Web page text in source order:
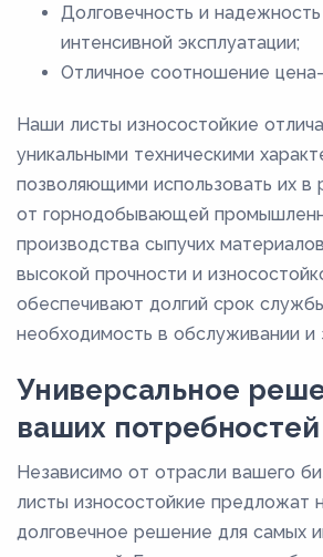
Долговечность и
интенсивной эксплуатации;
Отличное соотношение цена-
Наши листы износостойкие
уникальными техническими
позволяющими использовать их в
от горнодобывающей
производства сыпучих
высокой прочности и
обеспечивают долгий срок
необходимость в обслуживании и
Универсальное
ваших потребностей
Независимо от отрасли вашего
листы износостойкие предложат
долговечное решение для самых